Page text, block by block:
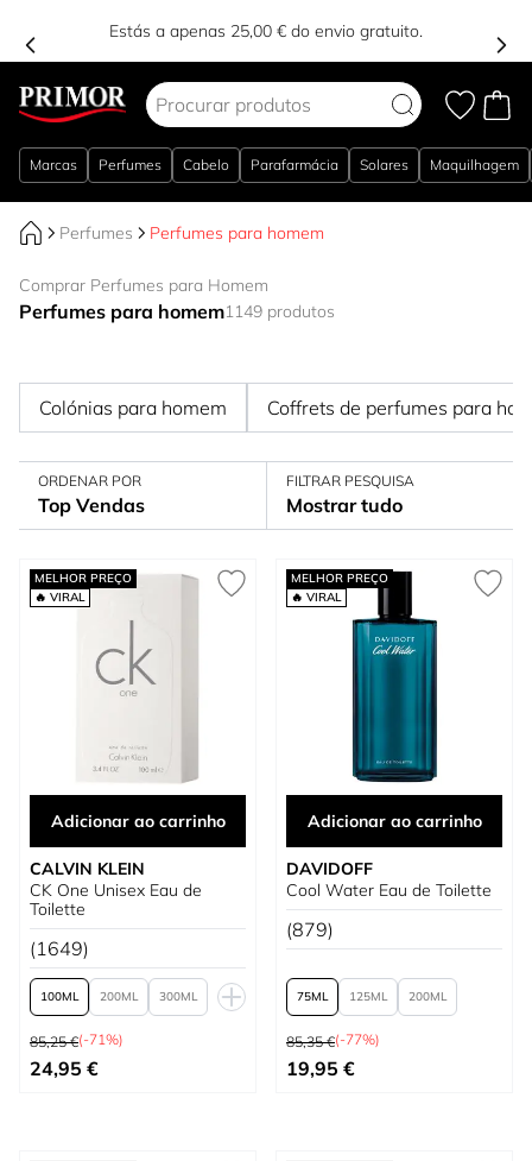
Estás a apenas 25,00 € do envio gratuito.
Marcas Perfumes Cabelo Parafarmácia Solares Maquilhagem
Perfumes Perfumes para homem
Comprar Perfumes para Homem
Perfumes para homem1149 produtos
Colónias para homem Coffrets de perfumes para
ORDENAR POR
Top Vendas
FILTRAR PESQUISA
Mostrar tudo
MELHOR PREÇO
🔥 VIRAL
Adicionar ao carrinho
CALVIN KLEIN
CK One Unisex Eau de
Toilette
(1649)
50
100 200 300
Preço Normal
85,25 €(-71%)
Tão baixo quanto
24,95 €
MELHOR PREÇO
🔥 VIRAL
Adicionar ao carrinho
DAVIDOFF
Cool Water Eau de Toilette
(879)
75 125 200
Preço Normal
85,35 €(-77%)
Tão baixo quanto
19,95 €